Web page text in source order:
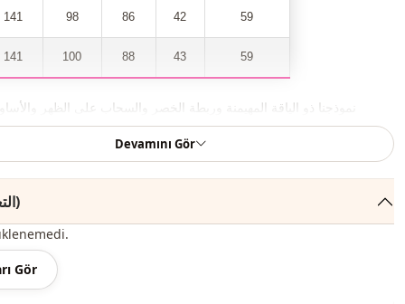
141 98 86 42 59
141 100 88 43 59
نموذجنا ذو الياقة المهيمنة وربطة الخصر والسحاب على الظهر
الواسعة هو أحد أكثر القطع المرغوبة في الموسم الجديد.
عرض صفعة الذراع 20 سم.
يمكنك بسهولة شرائه بحملة وسعر مخفض واستخدامه بسهولة في أيامك
طوال المواسم الأربعة.
وفقًا للمستخدم والمنطقة ، يمكن أيضًا تسمية هذا المنتج بفستان
Devamını Gör
التعليقات (131)
Gör